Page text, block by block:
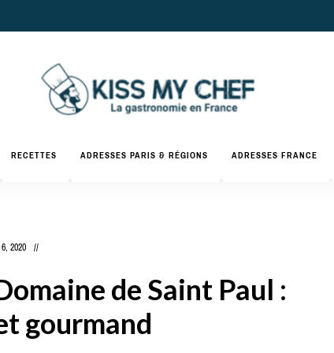
Kiss
gastronomiques
et
RECETTES ADRESSES PARIS & RÉGIONS ADRESSES FRANCE
2020
de Saint Paul :
gourmand